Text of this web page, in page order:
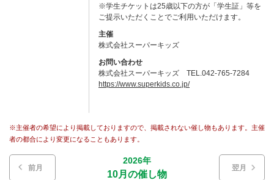
※学生チケットは25歳以下の方が「学生証」等を
ご提示いただくことでご利用いただけます。
主催
株式会社スーパーキッズ
お問い合わせ
株式会社スーパーキッズ TEL.042-765-7284
https://www.superkids.co.jp/
※主催者の希望により掲載しておりますので、掲載されない催し物もあります。主催
者の都合により変更になることもあります。
翌月
前月
2026年
10月の催し物